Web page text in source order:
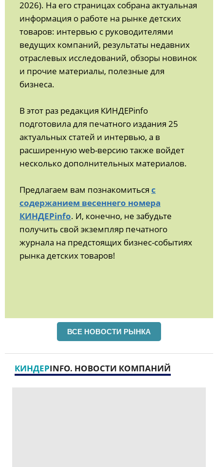
2026). На его страницах собрана актуальная
информация о работе на рынке детских
товаров: интервью с руководителями
ведущих компаний, результаты недавних
отраслевых исследований, обзоры новинок
и прочие материалы, полезные для
бизнеса.
В этот раз редакция КИНДЕРinfo
подготовила для печатного издания 25
актуальных статей и интервью, а в
расширенную web-версию также войдет
несколько дополнительных материалов.
Предлагаем вам познакомиться с
содержанием весеннего номера
КИНДЕРinfo. И, конечно, не забудьте
получить свой экземпляр печатного
журнала на предстоящих бизнес-событиях
рынка детских товаров!
ВСЕ НОВОСТИ РЫНКА
КИНДЕРINFO. НОВОСТИ КОМПАНИЙ